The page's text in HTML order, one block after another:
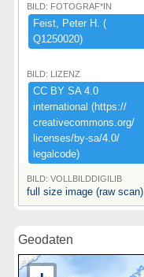
BILD: FOTOGRAF*IN
Feist,​ ​Peter ​H.​ ​(​
Q1250020)​
BILD: LIZENZ
CC ​BY ​SA ​4.​0 ​
international ​(​https:​/​/​
creativecommons.​org/​
licenses/​by-​sa/​4.​0/​
legalcode)​
BILD: VOLLBILDDIGILIB
full size image (raw scan)
Geodaten